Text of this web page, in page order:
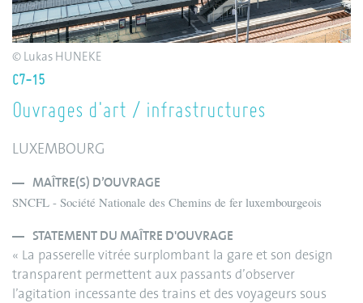
C7-15
Ouvrages d'art / infrastructures
LUXEMBOURG
MAÎTRE(S) D’OUVRAGE
SNCFL - Société Nationale des Chemins de fer luxembourgeois
STATEMENT DU MAÎTRE D'OUVRAGE
« La passerelle vitrée surplombant la gare et son design
transparent permettent aux passants d’observer
l’agitation incessante des trains et des voyageurs sous
© Lukas HUNEKE